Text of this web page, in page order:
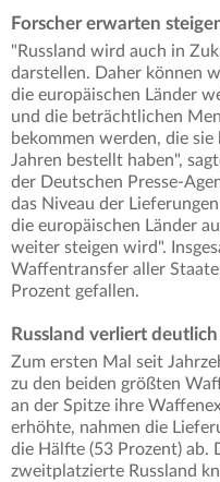
Forscher erwarten
"Russland wird auch in
darstellen. Daher können
die europäischen Länder
und die beträchtlichen
bekommen werden, die
Jahren bestellt haben",
der Deutschen Presse-
das Niveau der
die europäischen Länder
weiter steigen wird".
Waffentransfer aller
Prozent gefallen.
Russland verliert
Zum ersten Mal seit
zu den beiden größten
an der Spitze ihre
erhöhte, nahmen die
die Hälfte (53 Prozent) ab.
zweitplatzierte Russland